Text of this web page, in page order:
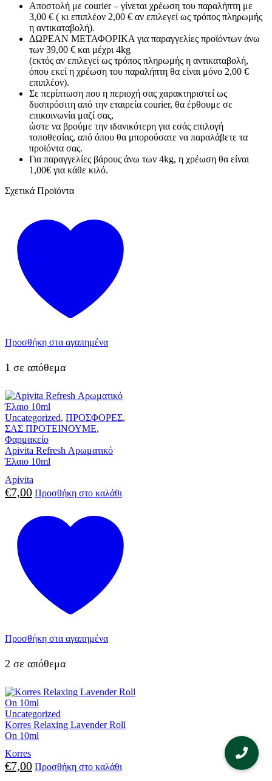
Αποστολή με courier – γίνεται χρέωση του παραλήπτη με
3,00 € ( κι επιπλέον 2,00 € αν επιλεγεί ως τρόπος πληρωμής
η αντικαταβολή).
ΔΩΡΕΑΝ ΜΕΤΑΦΟΡΙΚΑ για παραγγελίες προϊόντων άνω
των 39,00 € και μέχρι 4kg
(εκτός αν επιλεγεί ως τρόπος πληρωμής η αντικαταβολή,
όπου εκεί η χρέωση του παραλήπτη θα είναι μόνο 2,00 €
επιπλέον).
Σε περίπτωση που η περιοχή σας χαρακτηριστεί ως
δυσπρόσιτη από την εταιρεία courier, θα έρθουμε σε
επικοινωνία μαζί σας,
ώστε να βρούμε την ιδανικότερη για εσάς επιλογή
τοποθεσίας, από όπου θα μπορούσατε να παραλάβετε τα
προϊόντα σας.
Για παραγγελίες βάρους άνω των 4kg, η χρέωση θα είναι
1,00€ για κάθε κιλό.
Σχετικά Προϊόντα
Προσθήκη στα αγαπημένα
1 σε απόθεμα
Uncategorized, ΠΡΟΣΦΟΡΕΣ,
ΣΑΣ ΠΡΟΤΕΙΝΟΥΜΕ,
Φαρμακείο
Apivita Refresh Αρωματικό
Έλαιο 10ml
Apivita
€7,00 Προσθήκη στο καλάθι
Προσθήκη στα αγαπημένα
2 σε απόθεμα
Uncategorized
Korres Relaxing Lavender Roll
On 10ml
Korres
€7,00 Προσθήκη στο καλάθι